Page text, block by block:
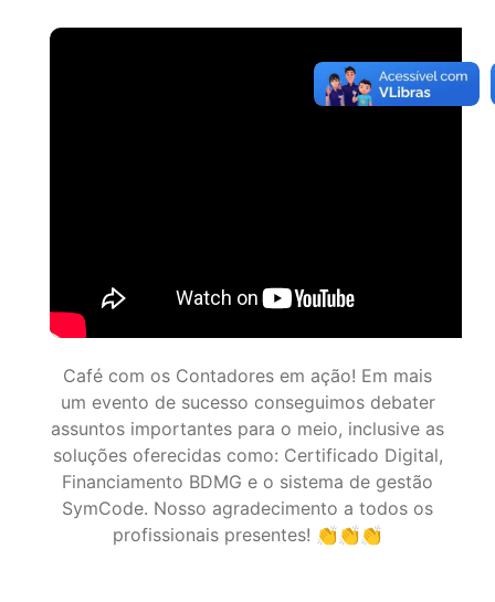
um evento de sucesso conseguimos debater
assuntos importantes para o meio, inclusive as
soluções oferecidas como: Certificado Digital,
Financiamento BDMG e o sistema de gestão
SymCode. Nosso agradecimento a todos os
profissionais presentes! 👏👏👏